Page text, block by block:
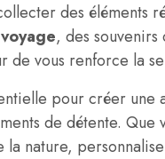
des éléments
, des
de vous renforce la
pour créer une
de détente.
la nature,